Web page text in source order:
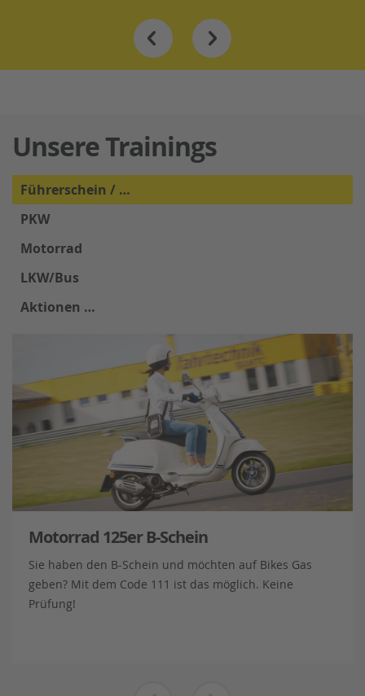
Unsere Trainings
Führerschein / …
PKW
Motorrad
LKW/Bus
Aktionen …
Motorrad 125er B-Schein
Sie haben den B-Schein und möchten auf Bikes Gas
geben? Mit dem Code 111 ist das möglich. Keine
Prüfung!